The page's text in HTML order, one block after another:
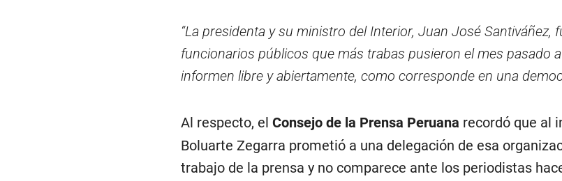
“La presidenta y su ministro del Interior, Juan José Santiváñez,
funcionarios públicos que más trabas pusieron el mes pasado
informen libre y abiertamente, como corresponde en una
Al respecto, el Consejo de la Prensa Peruana recordó que al
Boluarte Zegarra prometió a una delegación de esa
trabajo de la prensa y no comparece ante los periodistas